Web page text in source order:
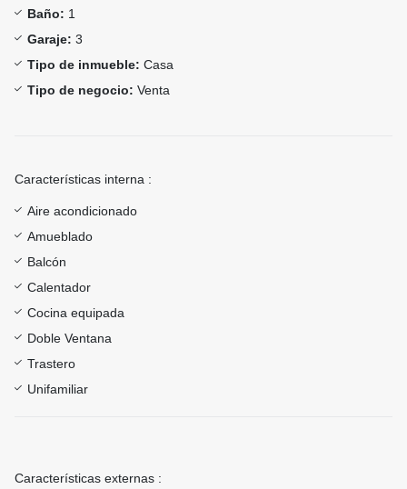
Baño: 1
Garaje: 3
Tipo de inmueble: Casa
Tipo de negocio: Venta
Características interna :
Aire acondicionado
Amueblado
Balcón
Calentador
Cocina equipada
Doble Ventana
Trastero
Unifamiliar
Características externas :